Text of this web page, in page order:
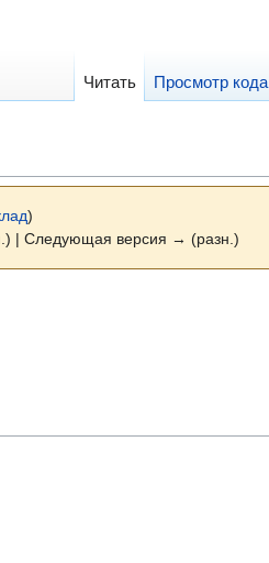
)
| Следующая версия → (разн.)
Читать Просмотр кода